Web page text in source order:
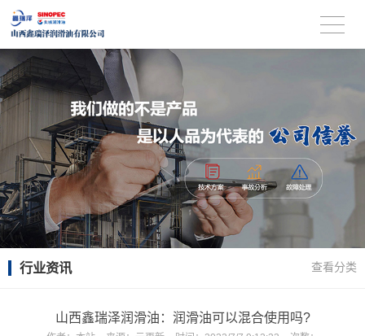
行业资讯 查看分类
山西鑫瑞泽润滑油：润滑油可以混合使用吗?